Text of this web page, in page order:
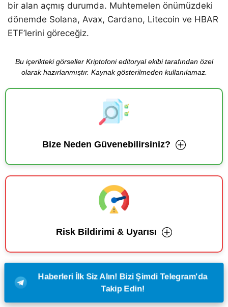
bir alan açmış durumda. Muhtemelen önümüzdeki
dönemde Solana, Avax, Cardano, Litecoin ve HBAR
ETF’lerini göreceğiz.
Bu içerikteki görseller Kriptofoni editoryal ekibi tarafından özel
olarak hazırlanmıştır. Kaynak gösterilmeden kullanılamaz.
Bize Neden Güvenebilirsiniz?
Risk Bildirimi & Uyarısı
Haberleri İlk Siz Alın! Bizi Şimdi Telegram'da
Takip Edin!